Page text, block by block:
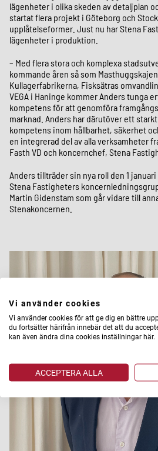
lägenheter i olika skeden av detaljplan
startat flera projekt i Göteborg och
upplåtelseformer. Just nu har Stena
lägenheter i produktion.
– Med flera stora och komplexa
kommande åren så som
Kullagerfabrikerna, Fisksätras
VEGA i Haninge kommer Anders tunga
kompetens för att genomföra
marknad. Anders har därutöver ett
kompetens inom hållbarhet, säkerhet
en integrerad del av alla verksamheter
Fasth VD och koncernchef, Stena
Anders tillträder sin nya roll den 1
Stena Fastigheters
Martin Gidenstam som går vidare till
Stenakoncernen.
Vi använder cookies
Vi använder cookies för att ge dig en bättre
du fortsätter härifrån innebär det att du
kan även ändra dina cookies inställningar här.
ACCEPTERA ALLA